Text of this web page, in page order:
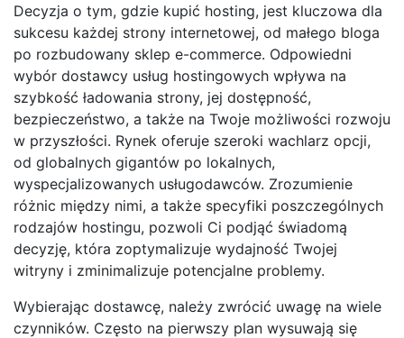
Decyzja o tym, gdzie kupić hosting, jest kluczowa dla
sukcesu każdej strony internetowej, od małego bloga
po rozbudowany sklep e-commerce. Odpowiedni
wybór dostawcy usług hostingowych wpływa na
szybkość ładowania strony, jej dostępność,
bezpieczeństwo, a także na Twoje możliwości rozwoju
w przyszłości. Rynek oferuje szeroki wachlarz opcji,
od globalnych gigantów po lokalnych,
wyspecjalizowanych usługodawców. Zrozumienie
różnic między nimi, a także specyfiki poszczególnych
rodzajów hostingu, pozwoli Ci podjąć świadomą
decyzję, która zoptymalizuje wydajność Twojej
witryny i zminimalizuje potencjalne problemy.
Wybierając dostawcę, należy zwrócić uwagę na wiele
czynników. Często na pierwszy plan wysuwają się